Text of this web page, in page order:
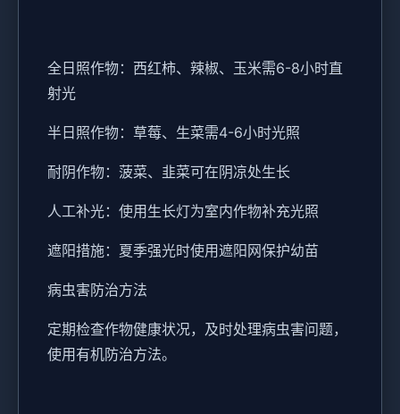
全日照作物：西红柿、辣椒、玉米需6-8小时直
射光
半日照作物：草莓、生菜需4-6小时光照
耐阴作物：菠菜、韭菜可在阴凉处生长
人工补光：使用生长灯为室内作物补充光照
遮阳措施：夏季强光时使用遮阳网保护幼苗
病虫害防治方法
定期检查作物健康状况，及时处理病虫害问题，
使用有机防治方法。